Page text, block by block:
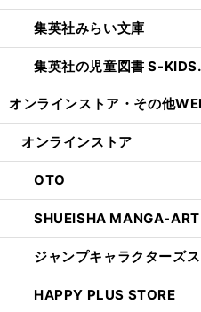
集英社みらい文庫
集英社の児童図書 S-
オンラインストア・ その他
オンラインストア
OTO
SHUEISHA MANGA-ART
ジャンプキャラクターズ
HAPPY PLUS STORE